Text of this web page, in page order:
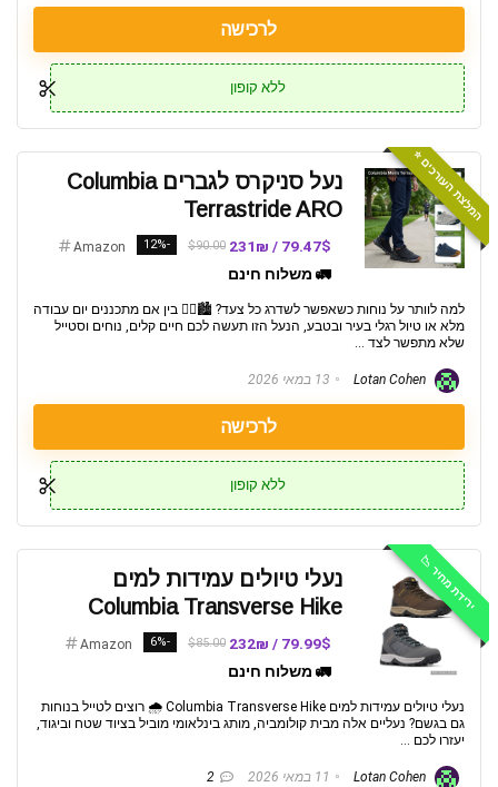
לרכישה
ללא קופון
המלצת העורכים ⭐️
נעל סניקרס לגברים Columbia
Terrastride ARO
79.47$ / 231₪
$90.00
-12%
Amazon
🚛 משלוח חינם
למה לוותר על נוחות כשאפשר לשדרג כל צעד? 🏙️🚶‍♂️ בין אם מתכננים יום עבודה
מלא או טיול רגלי בעיר ובטבע, הנעל הזו תעשה לכם חיים קלים, נוחים וסטייל
שלא מתפשר לצד ...
13 במאי 2026
לרכישה
ללא קופון
ירידת מחיר 📉
נעלי טיולים עמידות למים
Columbia Transverse Hike
79.99$ / 232₪
$85.00
-6%
Amazon
🚛 משלוח חינם
נעלי טיולים עמידות למים Columbia Transverse Hike 🌧️ רוצים לטייל בנוחות
גם בגשם? נעליים אלה מבית קולומביה, מותג בינלאומי מוביל בציוד שטח וביגוד,
יעזרו לכם ...
11 במאי 2026 2